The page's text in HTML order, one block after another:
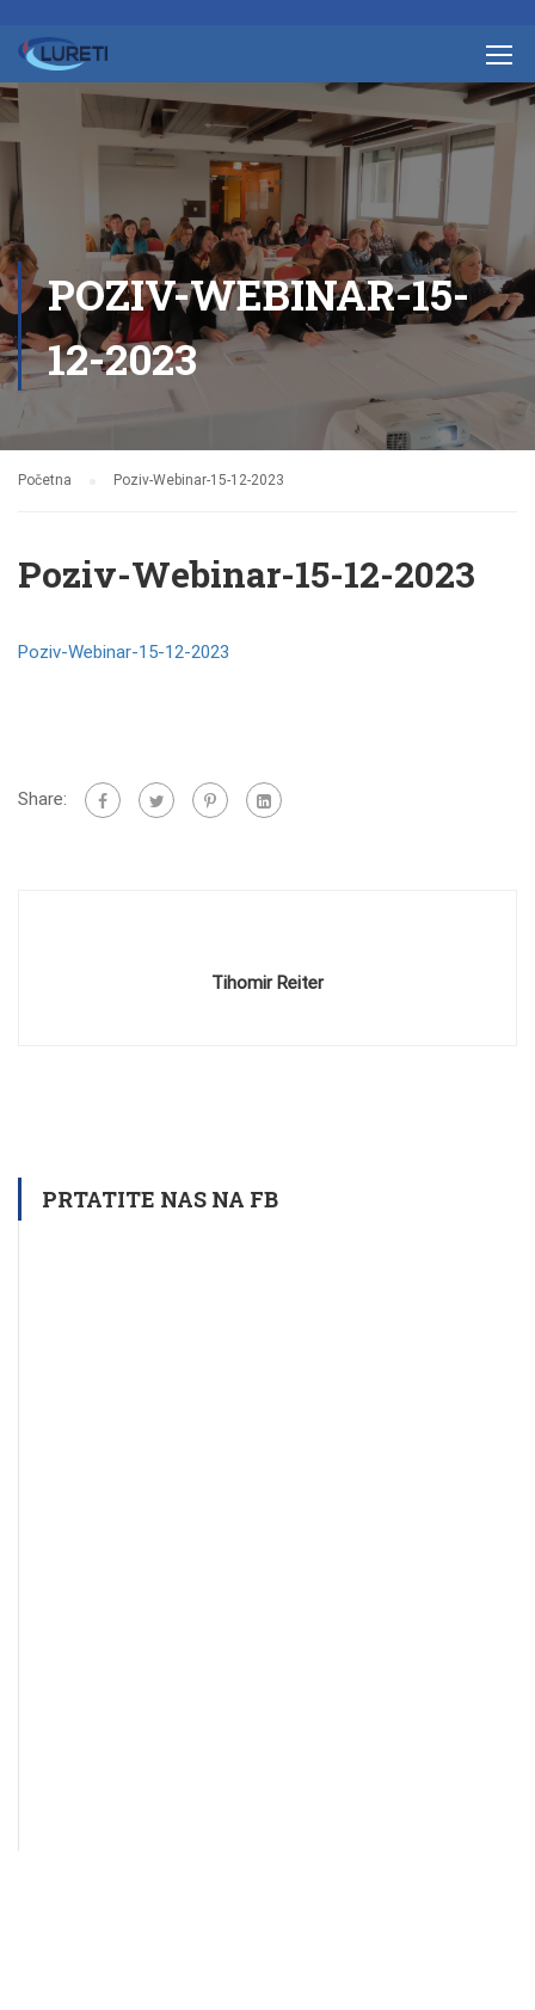
POZIV-WEBINAR-15-
12-2023
Početna Poziv-Webinar-15-12-2023
Poziv-Webinar-15-12-2023
Poziv-Webinar-15-12-2023
Share:
Tihomir Reiter
PRTATITE NAS NA FB